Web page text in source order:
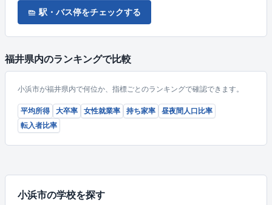
駅・バス停をチェックする
福井県内のランキングで比較
小浜市が福井県内で何位か、指標ごとのランキングで確認できます。
平均所得 大卒率 女性就業率 持ち家率
昼夜間人口比率
転入者比率
小浜市の学校を探す